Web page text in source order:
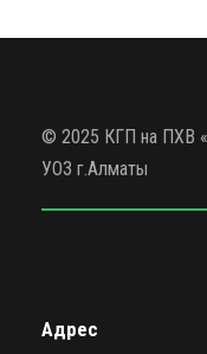
© 2025 КГП на ПХВ
УОЗ г.Алматы
Адрес